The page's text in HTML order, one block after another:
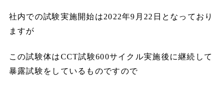
社内での試験実施開始は2022年9月22日となっており
ますが
この試験体はCCT試験600サイクル実施後に継続して
暴露試験をしているものですので